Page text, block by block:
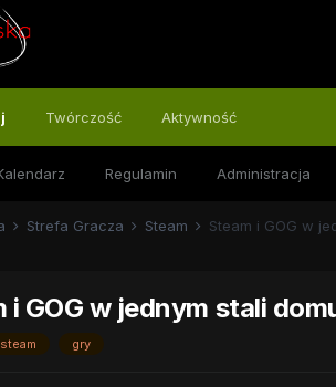
Regulamin Administracja
Twórczość Aktywność
Strefa Gracza Steam Steam i GOG w
i GOG w jednym stali
steam gry